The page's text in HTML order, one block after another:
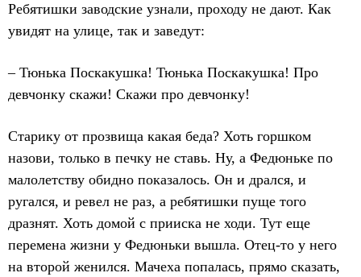
Ребятишки заводские узнали, проходу не дают. Как
увидят на улице, так и заведут:
– Тюнька Поскакушка! Тюнька Поскакушка! Про
девчонку скажи! Скажи про девчонку!
Старику от прозвища какая беда? Хоть горшком
назови, только в печку не ставь. Ну, а Федюньке по
малолетству обидно показалось. Он и дрался, и
ругался, и ревел не раз, а ребятишки пуще того
дразнят. Хоть домой с прииска не ходи. Тут еще
перемена жизни у Федюньки вышла. Отец-то у него
на второй женился. Мачеха попалась, прямо сказать,